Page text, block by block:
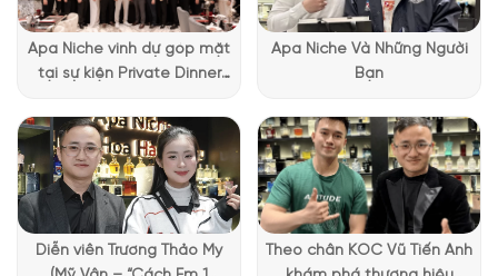
dòng La Collection Privée: tối giản, thanh lịch và chuẩn haute
parfumerie. Chai thủy tinh dáng trụ cao, trong suốt, khoe trọn
lớp tinh chất nước hoa màu xanh rêu đậm vô cùng lạ mắt và
gợi cảm. Phần nhãn trắng trung tâm được in sắc nét tên sản
đen bóng dạng vân tròn quen thuộc giúp nhận diện rõ đây là
một thành viên của đại gia đình Privée, nhưng chính màu nước
xanh lạ mới là điểm khiến Eau Noire trở nên thật sự nổi bật.
Apa Niche vinh dự góp mặt
tại sự kiện Private Dinner
Vietnam
Apa Niche Và Những Người
Bạn
Diễn viên Trương Thảo My
Theo chân KOC Vũ Tiến Anh